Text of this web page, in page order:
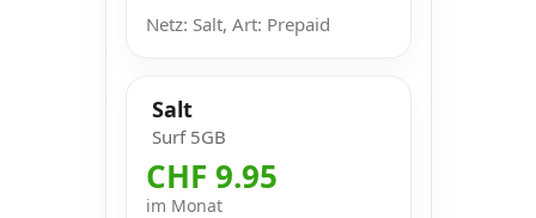
Netz: Salt, Art: Prepaid
Salt
Surf 5GB
CHF 9.95
im Monat